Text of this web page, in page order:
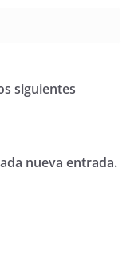
siguientes
nueva entrada.